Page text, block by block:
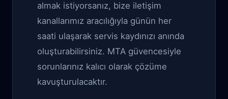
almak istiyorsanız, bize iletişim
kanallarımız aracılığıyla günün her
saati ulaşarak servis kaydınızı anında
oluşturabilirsiniz. MTA güvencesiyle
sorunlarınız kalıcı olarak çözüme
kavuşturulacaktır.